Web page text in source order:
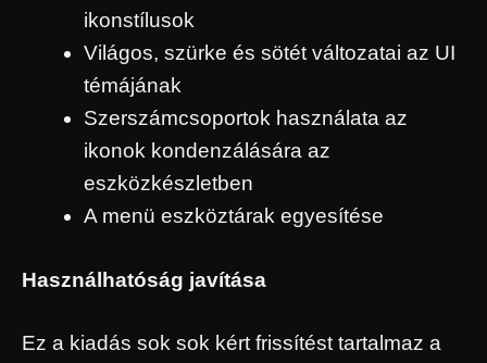
ikonstílusok
Világos, szürke és sötét változatai az UI
témájának
Szerszámcsoportok használata az
ikonok kondenzálására az
eszközkészletben
A menü eszköztárak egyesítése
Használhatóság javítása
Ez a kiadás sok sok kért frissítést tartalmaz a